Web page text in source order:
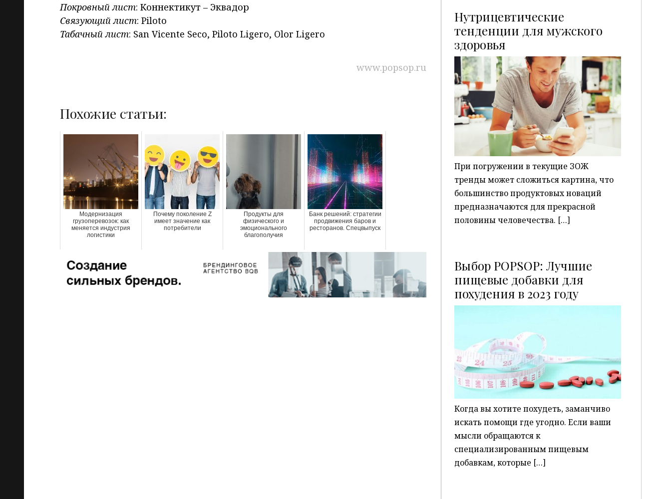
Покровный лист: Коннектикут – Эквадор
Связующий лист: Piloto
Табачный лист: San Vicente Seco, Piloto Ligero, Olor Ligero
www.popsop.ru
Похожие статьи:
Модернизация
грузоперевозок: как
меняется индустрия
логистики
Почему поколение Z
имеет значение как
потребители
Продукты для
физического и
эмоционального
благополучия
Банк решений: стратегии
продвижения баров и
ресторанов. Спецвыпуск
Нутрицевтические
тенденции для мужского
здоровья P
При погружении в текущие ЗОЖ
тренды может сложиться картина, что
большинство продуктовых новаций
предназначаются для прекрасной
половины человечества. […]
Выбор POPSOP: Лучшие
пищевые добавки для
похудения в 2023 году
P
Когда вы хотите похудеть, заманчиво
искать помощи где угодно. Если ваши
мысли обращаются к
специализированным пищевым
добавкам, которые […]